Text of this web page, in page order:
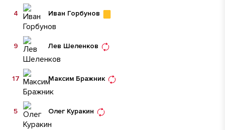
Иван Горбунов
4
Лев Шеленков
9
Максим Бражник
17
Олег Куракин
5